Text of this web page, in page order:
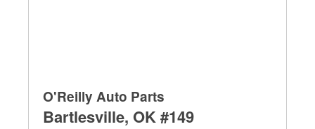
O'Reilly Auto Parts
Bartlesville, OK #149